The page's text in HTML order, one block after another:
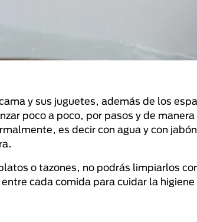
y sus juguetes, además de los
poco a poco, por pasos y de manera
es decir con agua y con
o tazones, no podrás limpiarlos
cada comida para cuidar la higiene